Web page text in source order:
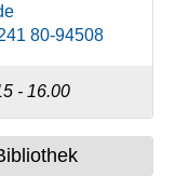
80-94508
- 16.00